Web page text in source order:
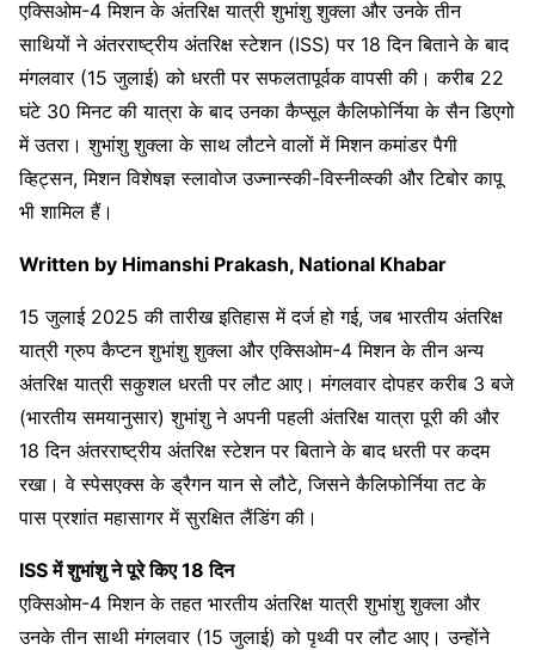
एक्सिओम-4 मिशन के अंतरिक्ष यात्री शुभांशु शुक्ला और उनके तीन
साथियों ने अंतरराष्ट्रीय अंतरिक्ष स्टेशन (ISS) पर 18 दिन बिताने के बाद
मंगलवार (15 जुलाई) को धरती पर सफलतापूर्वक वापसी की। करीब 22
घंटे 30 मिनट की यात्रा के बाद उनका कैप्सूल कैलिफोर्निया के सैन डिएगो
में उतरा। शुभांशु शुक्ला के साथ लौटने वालों में मिशन कमांडर पैगी
व्हिट्सन, मिशन विशेषज्ञ स्लावोज उज्नान्स्की-विस्नीव्स्की और टिबोर कापू
भी शामिल हैं।
Written by Himanshi Prakash, National Khabar
15 जुलाई 2025 की तारीख इतिहास में दर्ज हो गई, जब भारतीय अंतरिक्ष
यात्री ग्रुप कैप्टन शुभांशु शुक्ला और एक्सिओम-4 मिशन के तीन अन्य
अंतरिक्ष यात्री सकुशल धरती पर लौट आए। मंगलवार दोपहर करीब 3 बजे
(भारतीय समयानुसार) शुभांशु ने अपनी पहली अंतरिक्ष यात्रा पूरी की और
18 दिन अंतरराष्ट्रीय अंतरिक्ष स्टेशन पर बिताने के बाद धरती पर कदम
रखा। वे स्पेसएक्स के ड्रैगन यान से लौटे, जिसने कैलिफोर्निया तट के
पास प्रशांत महासागर में सुरक्षित लैंडिंग की।
ISS में शुभांशु ने पूरे किए 18 दिन
एक्सिओम-4 मिशन के तहत भारतीय अंतरिक्ष यात्री शुभांशु शुक्ला और
उनके तीन साथी मंगलवार (15 जुलाई) को पृथ्वी पर लौट आए। उन्होंने